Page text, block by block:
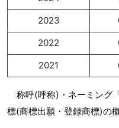
2023
2022
2021
称呼(呼称)・ネーミング
標(商標出願・登録商標)の